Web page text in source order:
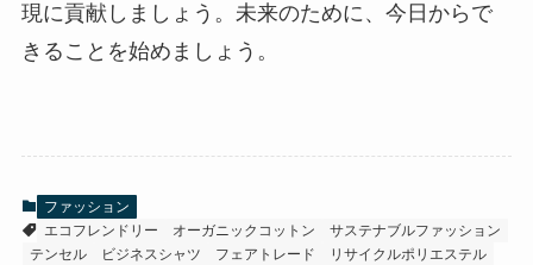
現に貢献しましょう。未来のために、今日からで
きることを始めましょう。
ファッション
エコフレンドリー
オーガニックコットン
サステナブルファッション
テンセル
ビジネスシャツ フェアトレード
リサイクルポリエステル